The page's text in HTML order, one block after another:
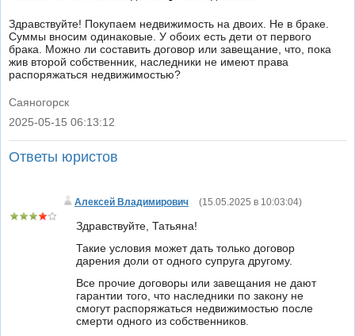
Здравствуйте! Покупаем недвижимость на двоих. Не в браке.
Суммы вносим одинаковые. У обоих есть дети от первого
брака. Можно ли составить договор или завещание, что, пока
жив второй собственник, наследники не имеют права
распоряжаться недвижимостью?
Саяногорск
|
2025-05-15 06:13:12
Ответы юристов
Алексей Владимирович (15.05.2025 в 10:03:04)
Здравствуйте, Татьяна!
Такие условия может дать только договор
дарения доли от одного супруга другому.
Все прочие договоры или завещания не дают
гарантии того, что наследники по закону не
смогут распоряжаться недвижимостью после
смерти одного из собственников.